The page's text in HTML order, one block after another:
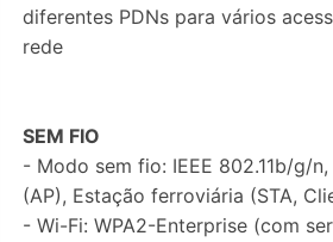
diferentes PDNs para vários
rede
SEM FIO
- Modo sem fio: IEEE 802.11b/g/
(AP), Estação ferroviária (STA,
- Wi-Fi: WPA2-Enterprise (com